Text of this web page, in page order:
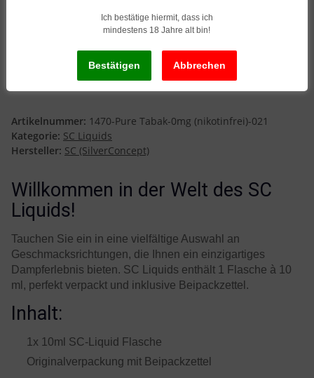
verschiedene
Geschmacksrichtungen Pure
Tabak 0mg (nikotinfrei)
(3 Bewertungen)
Artikelnummer: 1470-Pure Tabak-0mg (nikotinfrei)-021
Kategorie: SC Liquids
Hersteller: SC (SilverConcept)
Willkommen in der Welt des SC
Liquids!
Tauchen Sie ein in eine vielfältige Auswahl an
Geschmacksrichtungen, die Ihnen ein einzigartiges
Dampferlebnis bieten. SC Liquids enthält 1 Flasche à 10
ml, perfekt verpackt und inklusive Beipackzettel.
Inhalt:
1x 10ml SC-Liquid Flasche
Originalverpackung mit Beipackzettel
Ich bestätige hiermit, dass ich
mindestens 18 Jahre alt bin!